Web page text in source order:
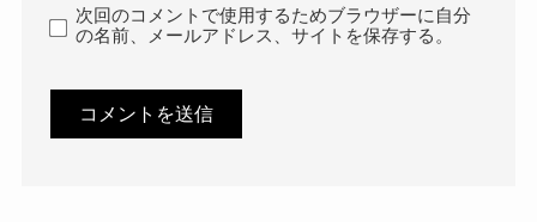
次回のコメントで使用するためブラウザーに自分
の名前、メールアドレス、サイトを保存する。